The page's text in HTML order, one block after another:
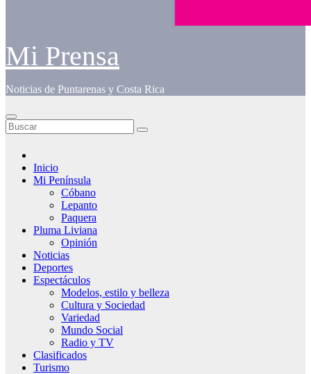
Mi Prensa
Noticias de Puntarenas y Costa Rica
Inicio
Mi Península
Cóbano
Lepanto
Paquera
Pluma Liviana
Opinión
Noticias
Deportes
Espectáculos
Modelos, estilo y belleza
Cultura y Sociedad
Variedad
Mundo Social
Radio y TV
Clasificados
Turismo